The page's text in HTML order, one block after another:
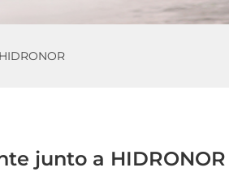
junto a HIDRONOR